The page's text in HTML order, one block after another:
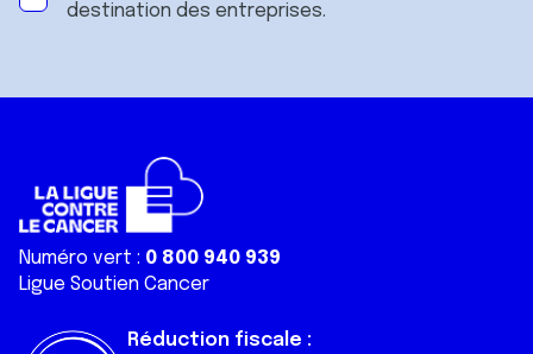
destination des entreprises.
Numéro vert : 0 800 940 939
Ligue Soutien Cancer
Réduction fiscale :